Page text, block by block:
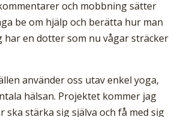
och mobbning sätter
be om hjälp och berätta hur man
har en dotter som nu vågar sträcker
använder oss utav enkel yoga,
hälsan. Projektet kommer jag
stärka sig själva och få med sig